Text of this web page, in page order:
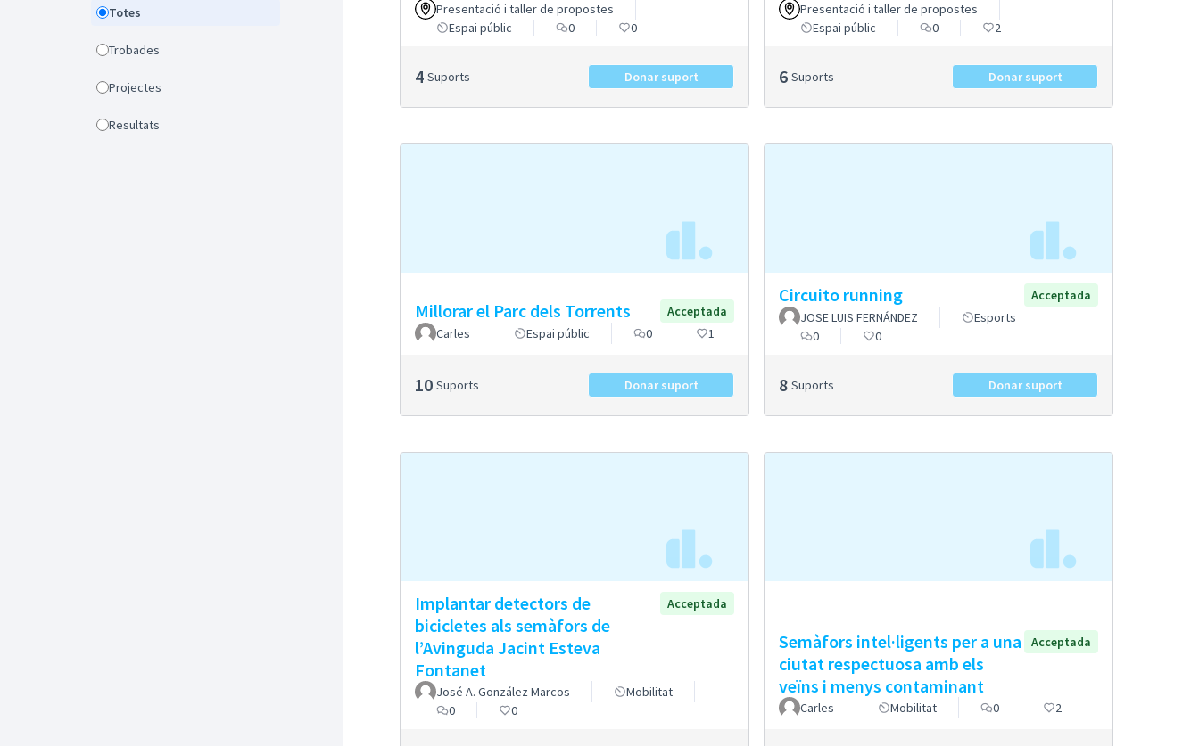
Totes
Trobades
Projectes
Resultats
Presentació i taller de propostes
Espai públic
0 0
4 Suports Donar suport
Presentació i taller de propostes
Espai públic
0 2
6 Suports Donar suport
Millorar el Parc dels Torrents
Acceptada
Carles
Espai públic 0 1
10 Suports Donar suport
Circuito running
Acceptada
JOSE LUIS FERNÁNDEZ
Esports
0
0
8 Suports Donar suport
Implantar detectors de
bicicletes als semàfors de
l’Avinguda Jacint Esteva
Fontanet
Acceptada
José A. González Marcos
Mobilitat
0
0
Semàfors intel·ligents per a una
ciutat respectuosa amb els
veïns i menys contaminant
Acceptada
Carles Mobilitat 0 2